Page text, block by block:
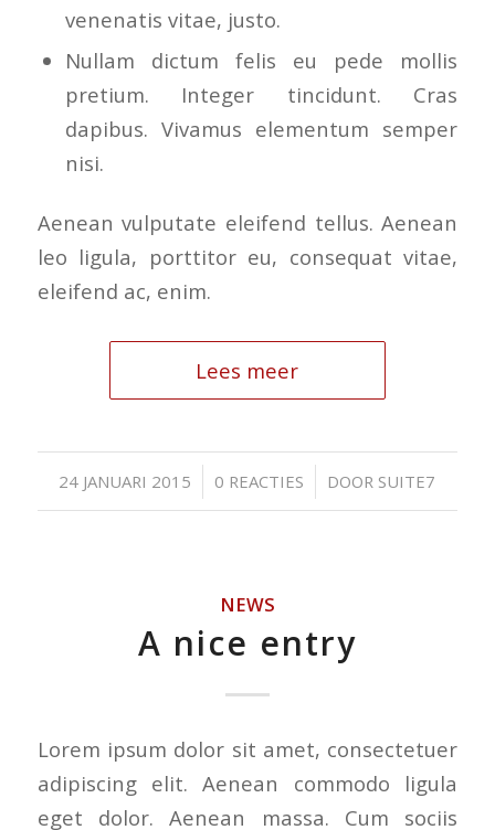
venenatis vitae, justo.
Nullam dictum felis eu pede mollis
pretium. Integer tincidunt. Cras
dapibus. Vivamus elementum semper
nisi.
Aenean vulputate eleifend tellus. Aenean
leo ligula, porttitor eu, consequat vitae,
eleifend ac, enim.
Lees meer
24 JANUARI 2015
/ 0 REACTIES
/ DOOR SUITE7
NEWS
A nice entry
Lorem ipsum dolor sit amet, consectetuer
adipiscing elit. Aenean commodo ligula
eget dolor. Aenean massa. Cum sociis